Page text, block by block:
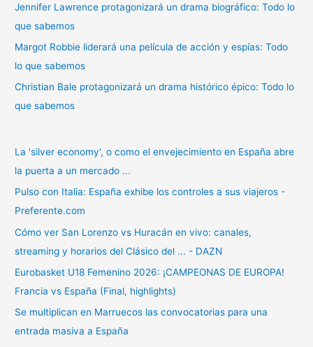
r
:
Jennifer Lawrence protagonizará un drama biográfico: Todo lo
que sabemos
Margot Robbie liderará una película de acción y espías: Todo
lo que sabemos
Christian Bale protagonizará un drama histórico épico: Todo lo
que sabemos
La 'silver economy', o como el envejecimiento en España abre
la puerta a un mercado ...
Pulso con Italia: España exhibe los controles a sus viajeros -
Preferente.com
Cómo ver San Lorenzo vs Huracán en vivo: canales,
streaming y horarios del Clásico del ... - DAZN
Eurobasket U18 Femenino 2026: ¡CAMPEONAS DE EUROPA!
Francia vs España (Final, highlights)
Se multiplican en Marruecos las convocatorias para una
entrada masiva a España